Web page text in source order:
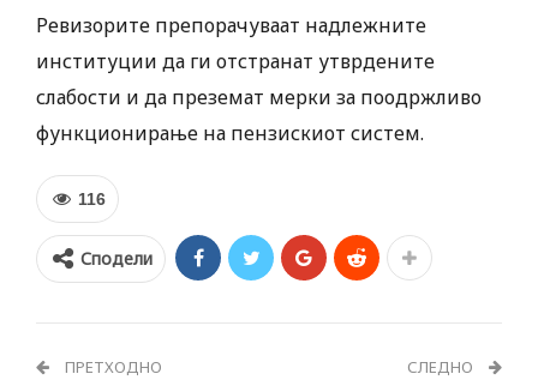
Ревизорите препорачуваат надлежните
институции да ги отстранат утврдените
слабости и да преземат мерки за поодржливо
функционирање на пензискиот систем.
116
Сподели
ПРЕТХОДНО СЛЕДНО